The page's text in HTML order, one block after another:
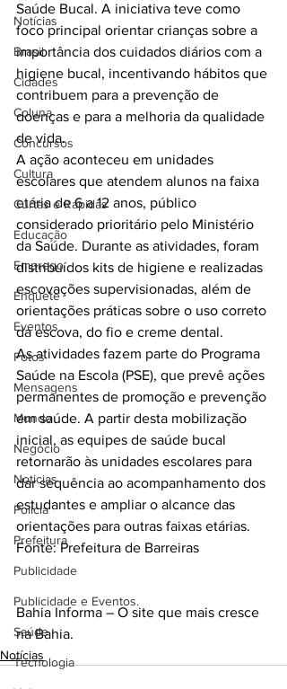
Notícias
Brasil
Cidades
Coluna
Concursos
Cultura
Curtas e Rápidas
Educação
Emprego
Enquete
Eventos
Fotos
Mensagens
Mundo
Negócio
Noticias
Policia
Prefeitura
Publicidade
Publicidade e Eventos.
Saúde
Tecnologia
Saúde Bucal. A iniciativa teve como
foco principal orientar crianças sobre a
importância dos cuidados diários com a
higiene bucal, incentivando hábitos que
contribuem para a prevenção de
doenças e para a melhoria da qualidade
de vida.
A ação aconteceu em unidades
escolares que atendem alunos na faixa
etária de 6 a 12 anos, público
considerado prioritário pelo Ministério
da Saúde. Durante as atividades, foram
distribuídos kits de higiene e realizadas
escovações supervisionadas, além de
orientações práticas sobre o uso correto
da escova, do fio e creme dental.
As atividades fazem parte do Programa
Saúde na Escola (PSE), que prevê ações
permanentes de promoção e prevenção
em saúde. A partir desta mobilização
inicial, as equipes de saúde bucal
retornarão às unidades escolares para
dar sequência ao acompanhamento dos
estudantes e ampliar o alcance das
orientações para outras faixas etárias.
Fonte: Prefeitura de Barreiras
Bahia Informa – O site que mais cresce
na Bahia.
Notícias